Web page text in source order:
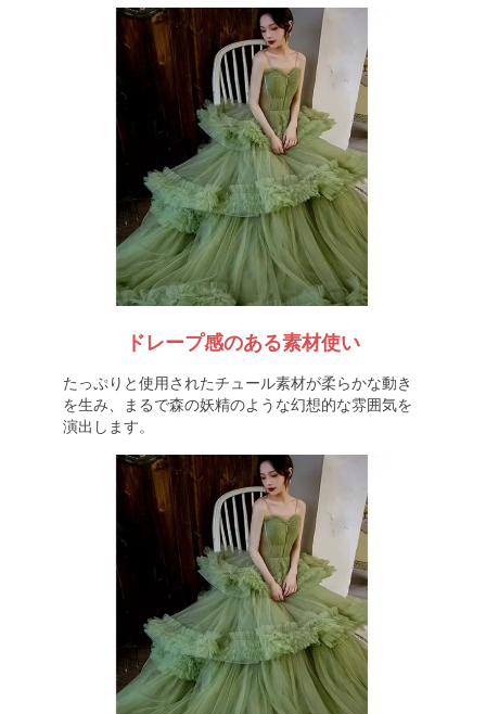
ドレープ感のある素材使い
たっぷりと使用されたチュール素材が柔らかな動き
を生み、まるで森の妖精のような幻想的な雰囲気を
演出します。